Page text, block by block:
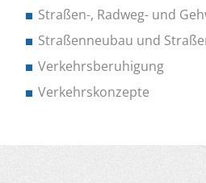
Straßen-, Radweg- und
Straßenneubau und
Verkehrsberuhigung
Verkehrskonzepte